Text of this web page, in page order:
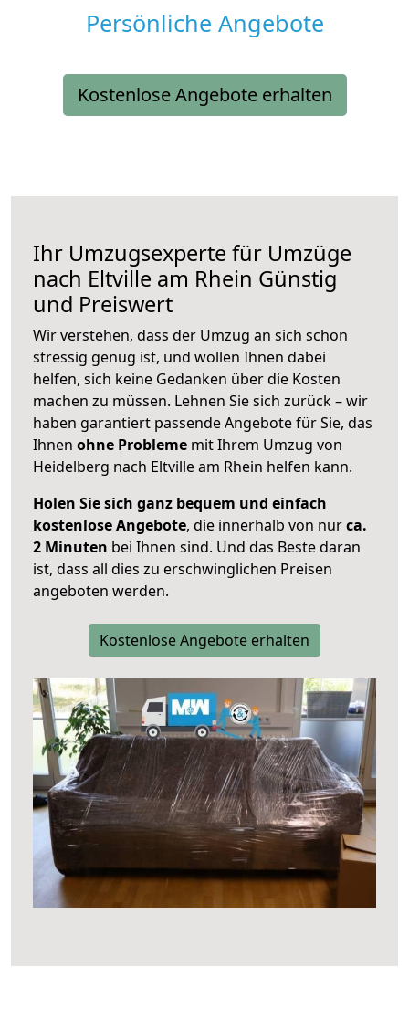
Persönliche Angebote
Kostenlose Angebote erhalten
Ihr Umzugsexperte für Umzüge
nach Eltville am Rhein Günstig
und Preiswert
Wir verstehen, dass der Umzug an sich schon
stressig genug ist, und wollen Ihnen dabei
helfen, sich keine Gedanken über die Kosten
machen zu müssen. Lehnen Sie sich zurück – wir
haben garantiert passende Angebote für Sie, das
Ihnen ohne Probleme mit Ihrem Umzug von
Heidelberg nach Eltville am Rhein helfen kann.
Holen Sie sich ganz bequem und einfach
kostenlose Angebote, die innerhalb von nurca.
2 Minuten bei Ihnen sind. Und das Beste daran
ist, dass all dies zu erschwinglichen Preisen
angeboten werden.
Kostenlose Angebote erhalten